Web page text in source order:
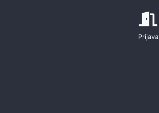
Prijava